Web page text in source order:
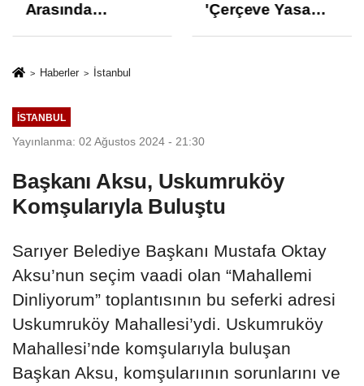
Arasında
Protokolü
'Çerçeve Yasa
Haberler İstanbul
İSTANBUL
Yayınlanma: 02 Ağustos 2024 - 21:30
Başkanı Aksu, Uskumruköy
Komşularıyla Buluştu
Sarıyer Belediye Başkanı Mustafa Oktay
Aksu’nun seçim vaadi olan “Mahallemi
Dinliyorum” toplantısının bu seferki adresi
Uskumruköy Mahallesi’ydi. Uskumruköy
Mahallesi’nde komşularıyla buluşan
Başkan Aksu, komşularıının sorunlarını ve